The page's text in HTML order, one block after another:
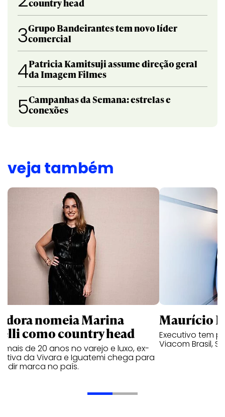
country head
3Grupo Bandeirantes tem novo líder
comercial
4Patricia Kamitsuji assume direção geral
da Imagem Filmes
5Campanhas da Semana: estrelas e
conexões
veja também
nomeia Marina
como country head
mais de 20 anos no varejo e luxo, ex-
da Vivara e Iguatemi chega para
marca no país.
Maurício
Executivo tem
Viacom Brasil,